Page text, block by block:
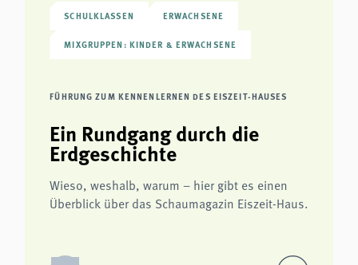
SCHULKLASSEN ERWACHSENE
MIXGRUPPEN: KINDER & ERWACHSENE
FÜHRUNG ZUM KENNENLERNEN DES EISZEIT-HAUSES
Ein Rundgang durch die
Erdgeschichte
Wieso, weshalb, warum – hier gibt es einen
Überblick über das Schaumagazin Eiszeit-Haus.